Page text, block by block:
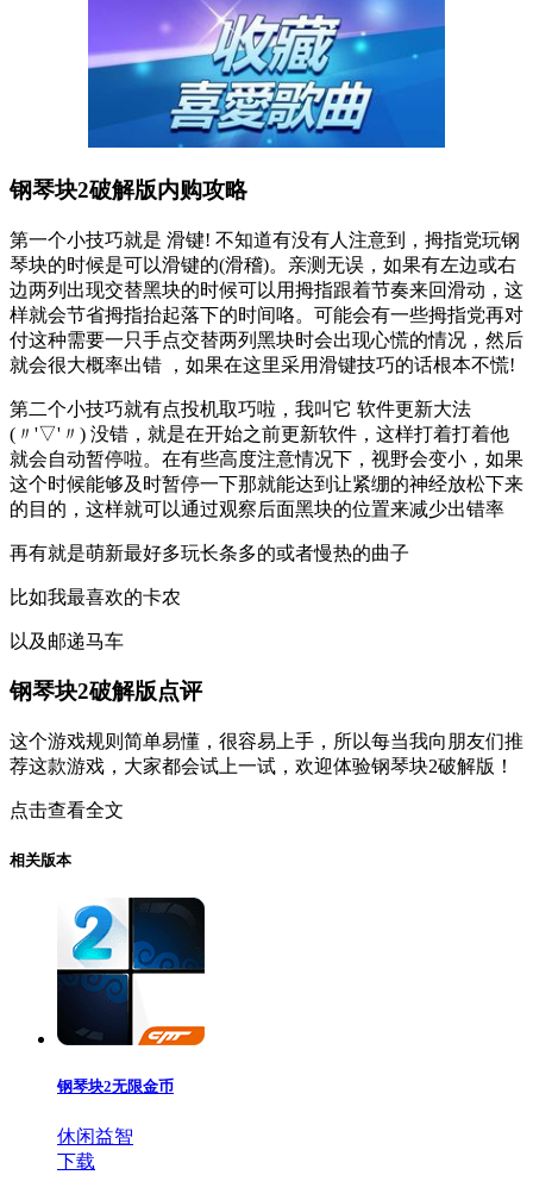
钢琴块2破解版内购攻略
第一个小技巧就是 滑键! 不知道有没有人注意到，拇指党玩钢
琴块的时候是可以滑键的(滑稽)。亲测无误，如果有左边或右
边两列出现交替黑块的时候可以用拇指跟着节奏来回滑动，这
样就会节省拇指抬起落下的时间咯。可能会有一些拇指党再对
付这种需要一只手点交替两列黑块时会出现心慌的情况，然后
就会很大概率出错 ，如果在这里采用滑键技巧的话根本不慌!
第二个小技巧就有点投机取巧啦，我叫它 软件更新大法
(〃'▽'〃) 没错，就是在开始之前更新软件，这样打着打着他
就会自动暂停啦。在有些高度注意情况下，视野会变小，如果
这个时候能够及时暂停一下那就能达到让紧绷的神经放松下来
的目的，这样就可以通过观察后面黑块的位置来减少出错率
再有就是萌新最好多玩长条多的或者慢热的曲子
比如我最喜欢的卡农
以及邮递马车
钢琴块2破解版点评
这个游戏规则简单易懂，很容易上手，所以每当我向朋友们推
荐这款游戏，大家都会试上一试，欢迎体验钢琴块2破解版！
点击查看全文
相关版本
钢琴块2无限金币
休闲益智
下载